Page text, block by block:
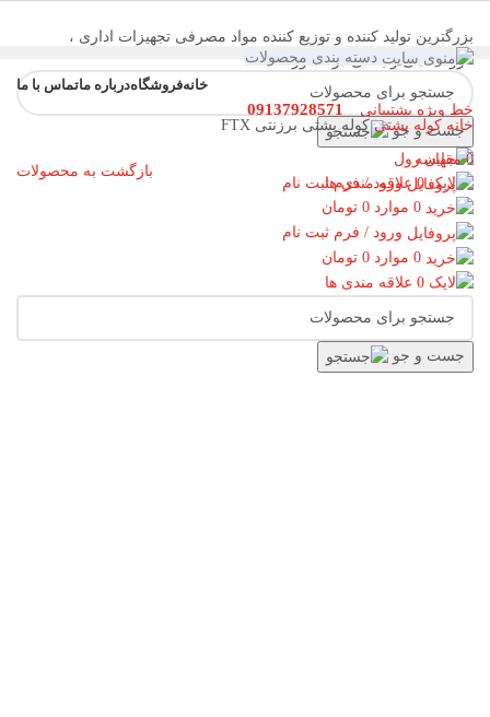
بزرگترین تولید کننده و توزیع کننده مواد مصرفی تجهیزات اداری ،
فروشگاهی و بانکی در کشور
خانهفروشگاهدرباره ماتماس با ما
خط ویژه پشتیبانی
09137928571
فهرست
ورود / فرم ثبت نام
دسته بندی محصولات
جست و جو
0 مقایسه
0 علاقه مندی ها
0 موارد 0 تومان
ورود / فرم ثبت نام
0 موارد 0 تومان
0 علاقه مندی ها
جست و جو
خانه کوله پشتیکوله پشتی برزنتی FTX
بازگشت به محصولات
ناموجود